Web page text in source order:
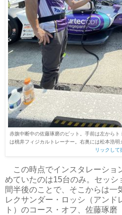
赤旗中断中の佐藤琢磨のピット。手前は左から
は桃井フィジカルトレーナー。右奥には松本
リックして
この時点でインスタレーショ
めていたのは15台のみ。セッ
間半後のことで、そこからは一
レクサンダー・ロッシ（アンド
ト）のコース・オフ、佐藤琢